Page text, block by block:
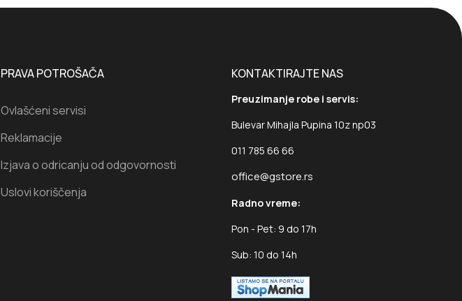
PRAVA POTROŠAČA
Ovlašćeni servisi
Reklamacije
Izjava o odricanju od odgovornosti
Uslovi koriščenja
KONTAKTIRAJTE NAS
Preuzimanje robe i servis:
Bulevar Mihajla Pupina 10z np03
011 785 66 66
office@gstore.rs
Radno vreme:
Pon - Pet: 9 do 17h
Sub: 10 do 14h